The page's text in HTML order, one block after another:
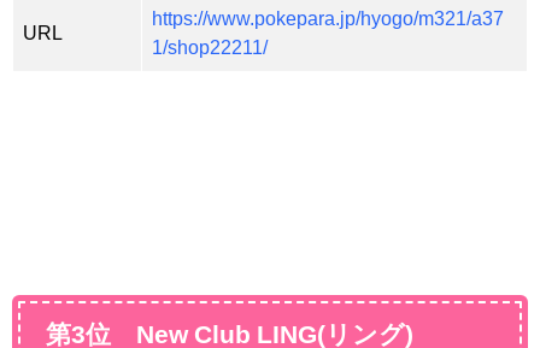
URL
https://www.pokepara.jp/hyogo/m321/a37
1/shop22211/
第3位 New Club LING(リング)